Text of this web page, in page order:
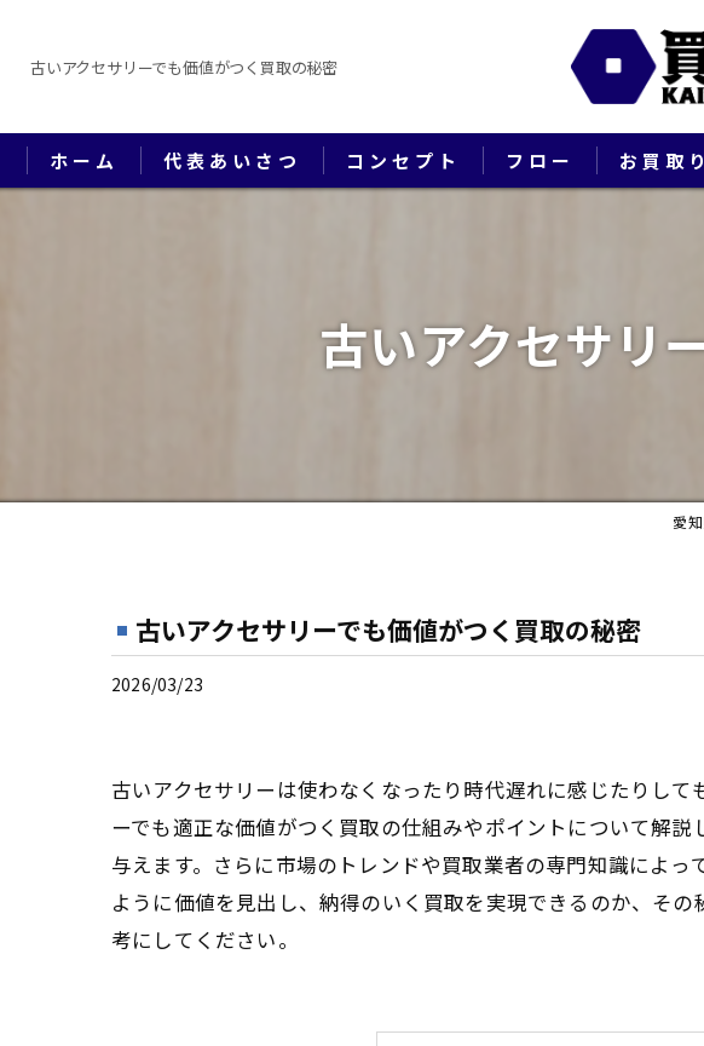
古いアクセサリーでも価値がつく買取の秘密
ホーム 代表あいさつ コンセプト フロー お買取
古いアクセサリ
愛
古いアクセサリーでも価値がつく買取の秘密
2026/03/23
古いアクセサリーは使わなくなったり時代遅れに感じたりし
ーでも適正な価値がつく買取の仕組みやポイントについて解
与えます。さらに市場のトレンドや買取業者の専門知識によ
ように価値を見出し、納得のいく買取を実現できるのか、そ
考にしてください。